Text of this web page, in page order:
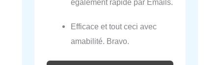
également rapide par Emails.
Efficace et tout ceci avec
amabilité. Bravo.